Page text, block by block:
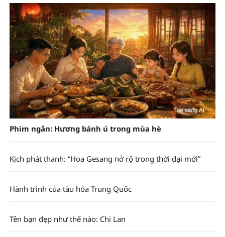
Phim ngắn: Hương bánh ú trong mùa hè
Kịch phát thanh: “Hoa Gesang nở rộ trong thời đại mới”
Hành trình của tàu hỏa Trung Quốc
Tên bạn đẹp như thế nào: Chi Lan